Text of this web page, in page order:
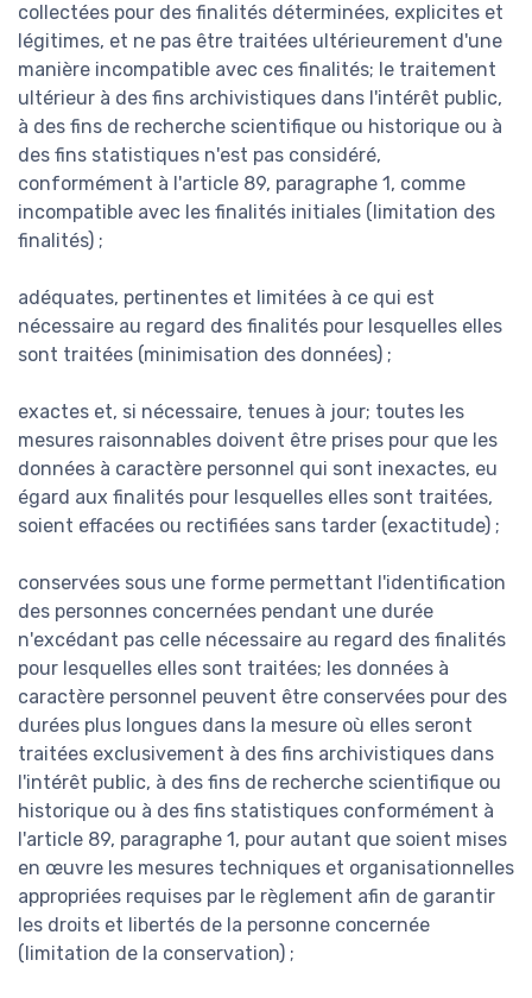
collectées pour des finalités déterminées, explicites et
légitimes, et ne pas être traitées ultérieurement d'une
manière incompatible avec ces finalités; le traitement
ultérieur à des fins archivistiques dans l'intérêt public,
à des fins de recherche scientifique ou historique ou à
des fins statistiques n'est pas considéré,
conformément à l'article 89, paragraphe 1, comme
incompatible avec les finalités initiales (limitation des
finalités) ;
adéquates, pertinentes et limitées à ce qui est
nécessaire au regard des finalités pour lesquelles elles
sont traitées (minimisation des données) ;
exactes et, si nécessaire, tenues à jour; toutes les
mesures raisonnables doivent être prises pour que les
données à caractère personnel qui sont inexactes, eu
égard aux finalités pour lesquelles elles sont traitées,
soient effacées ou rectifiées sans tarder (exactitude) ;
conservées sous une forme permettant l'identification
des personnes concernées pendant une durée
n'excédant pas celle nécessaire au regard des finalités
pour lesquelles elles sont traitées; les données à
caractère personnel peuvent être conservées pour des
durées plus longues dans la mesure où elles seront
traitées exclusivement à des fins archivistiques dans
l'intérêt public, à des fins de recherche scientifique ou
historique ou à des fins statistiques conformément à
l'article 89, paragraphe 1, pour autant que soient mises
en œuvre les mesures techniques et organisationnelles
appropriées requises par le règlement afin de garantir
les droits et libertés de la personne concernée
(limitation de la conservation) ;